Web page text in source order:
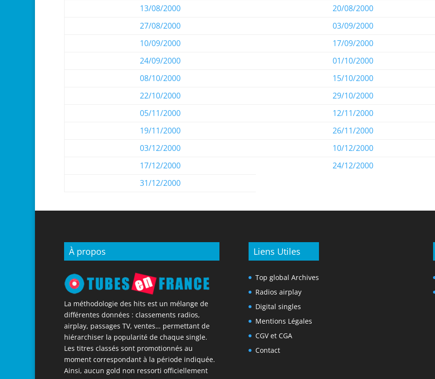
13/08/2000
20/08/2000
27/08/2000
03/09/2000
10/09/2000
17/09/2000
24/09/2000
01/10/2000
08/10/2000
15/10/2000
22/10/2000
29/10/2000
05/11/2000
12/11/2000
19/11/2000
26/11/2000
03/12/2000
10/12/2000
17/12/2000
24/12/2000
31/12/2000
À propos
La méthodologie des hits est un mélange de
différentes données : classements radios,
airplay, passages TV, ventes… permettant de
hiérarchiser la popularité de chaque single.
Les titres classés sont promotionnés au
moment correspondant à la période indiquée.
Ainsi, aucun gold non ressorti officiellement
Liens Utiles
Top global Archives
Radios airplay
Digital singles
Mentions Légales
CGV et CGA
Contact